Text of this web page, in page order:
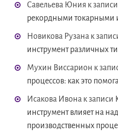
Савельева Юния к записи
рекордными токарными
Новикова Рузана к
инструмент различных
Мухин Виссарион к
процессов: как это
Исакова Ивона к записи
инструмент влияет на
производственных